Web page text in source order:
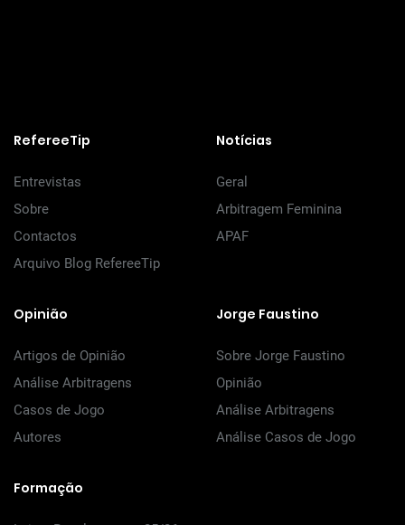
RefereeTip
Entrevistas
Sobre
Contactos
Arquivo Blog RefereeTip
Notícias
Geral
Arbitragem Feminina
APAF
Opinião
Artigos de Opinião
Análise Arbitragens
Casos de Jogo
Autores
Jorge Faustino
Sobre Jorge Faustino
Opinião
Análise Arbitragens
Análise Casos de Jogo
Formação